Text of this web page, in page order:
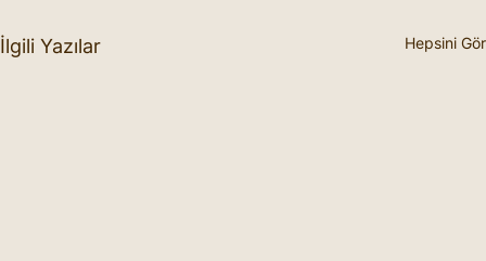
İlgili Yazılar Hepsini Gör